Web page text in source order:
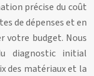
précise du coût
de dépenses et en
votre budget. Nous
diagnostic initial
des matériaux et la